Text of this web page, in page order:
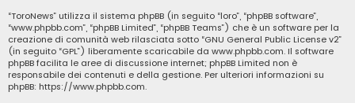
“ToroNews” utilizza il sistema phpBB (in seguito “loro”, “phpBB software”,
“www.phpbb.com”, “phpBB Limited”, “phpBB Teams”) che è un software per la
creazione di comunità web rilasciata sotto “GNU General Public License v2”
(in seguito “GPL”) liberamente scaricabile da www.phpbb.com. Il software
phpBB facilita le aree di discussione internet; phpBB Limited non è
responsabile dei contenuti e della gestione. Per ulteriori informazioni su
phpBB: https://www.phpbb.com.